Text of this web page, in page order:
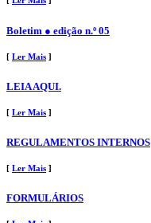
Boletim ● edição n.º 05
[ Ler Mais ]
LEIA AQUI.
[ Ler Mais ]
REGULAMENTOS INTERNOS
[ Ler Mais ]
FORMULÁRIOS